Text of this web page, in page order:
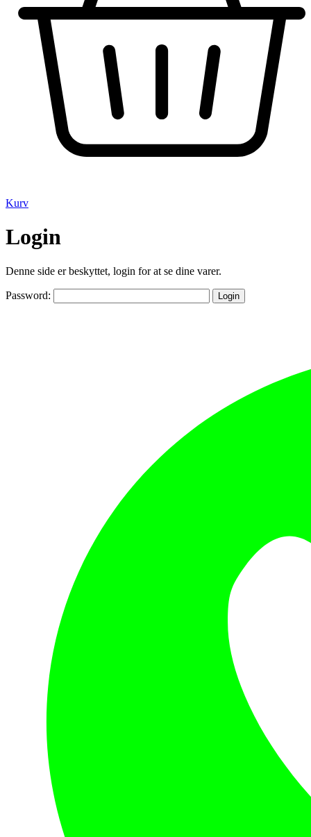
Kurv
Login
Denne side er beskyttet, login for at se dine varer.
Password: